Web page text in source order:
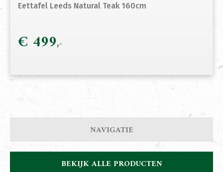
Eettafel Leeds Natural Teak 160cm
€ 499
NAVIGATIE
BEKIJK ALLE PRODUCTEN